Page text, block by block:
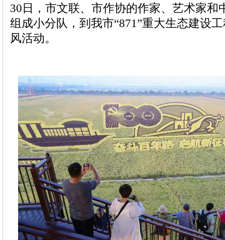
30日，市文联、市作协的作家、艺术家和
组成小分队，到我市“871”重大生态建设
风活动。